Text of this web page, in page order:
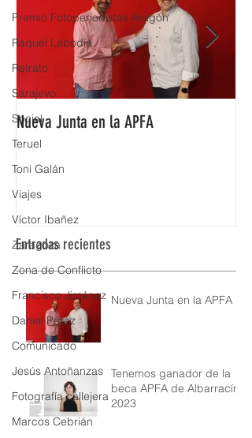
Premio Fotoperiodistas Aragón
Raquel Labodía
Retrato
Sarajevo
Social
Teruel
Toni Galán
Viajes
Víctor Ibañez
Zaragoza
Zona de Conflicto
Francisco Jiménez
Daniel Pérez
Comunicado
Jesús Antoñanzas
Fotografía callejera
Marcos Cebrián
Nueva Junta en la APFA
Entradas recientes
Nueva Junta en la APFA
Tenemos ganador de la
beca APFA de Albarracín
2023